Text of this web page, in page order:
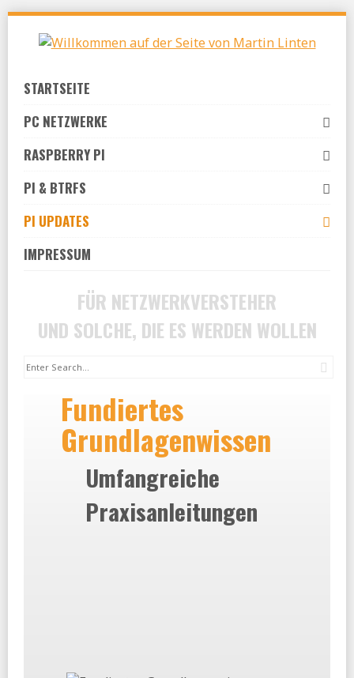
Skip
content
STARTSEITE
PC NETZWERKE
RASPBERRY PI
PI & BTRFS
PI UPDATES
IMPRESSUM
FÜR NETZWERKVERSTEHER
UND SOLCHE, DIE ES WERDEN WOLLEN
Fundiertes
Grundlagenwissen
Umfangreiche
Praxisanleitungen